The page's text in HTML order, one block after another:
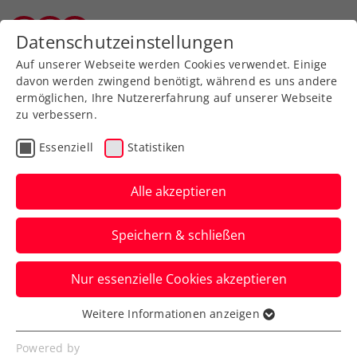
Zurück zur Newsübersicht
Ausbildung
Jürgens beste
Tennistipps – Teil 6: Der
Rückhandvolley
ÖTV-Sportdirektor Jürgen Melzer zeigt
euch mit ÖTV-Ausbildungsreferent Harald
Mair die richtige Technik.
Verfasst von: Manuel Wachta, 07.08.2024
Datenschutzeinstellungen
Auf unserer Webseite werden Cookies verwendet. Einige
davon werden zwingend benötigt, während es uns andere
ermöglichen, Ihre Nutzererfahrung auf unserer Webseite
zu verbessern.
Essenziell Statistiken
Alle akzeptieren
Speichern & schließen
Nur essenzielle Cookies akzeptieren
Essenziell
Essenzielle Cookies werden für grundlegende
Weitere Informationen anzeigen
Powered by